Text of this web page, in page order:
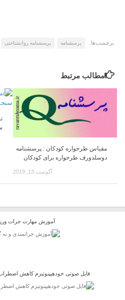
برچسب‌ها: پرسشنامه پرسشنامه روانشناختی
مطالب مرتبط
مقیاس طرحواره کودکان : پرسشنامه
دوسلدورف طرحواره برای کودکان
آگوست 13, 2019
فایل صوتی خودهیپنوتیزم کاهش
آموزش مهارت جرات